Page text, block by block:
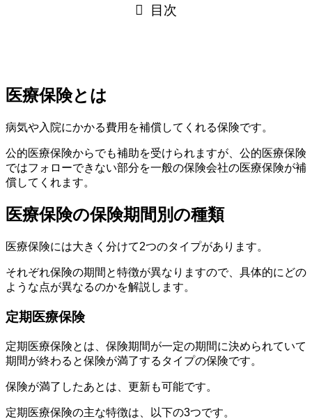
目次
医療保険とは
病気や入院にかかる費用を補償してくれる保険です。
公的医療保険からでも補助を受けられますが、公的医療保険
ではフォローできない部分を一般の保険会社の医療保険が補
償してくれます。
医療保険の保険期間別の種類
医療保険には大きく分けて2つのタイプがあります。
それぞれ保険の期間と特徴が異なりますので、具体的にどの
ような点が異なるのかを解説します。
定期医療保険
定期医療保険とは、保険期間が一定の期間に決められていて
期間が終わると保険が満了するタイプの保険です。
保険が満了したあとは、更新も可能です。
定期医療保険の主な特徴は、以下の3つです。